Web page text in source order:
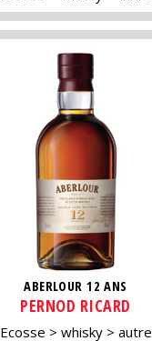
ABERLOUR 12 ANS
PERNOD RICARD
Ecosse whisky autre